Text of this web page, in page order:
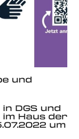
und
DGS und
Haus der
um